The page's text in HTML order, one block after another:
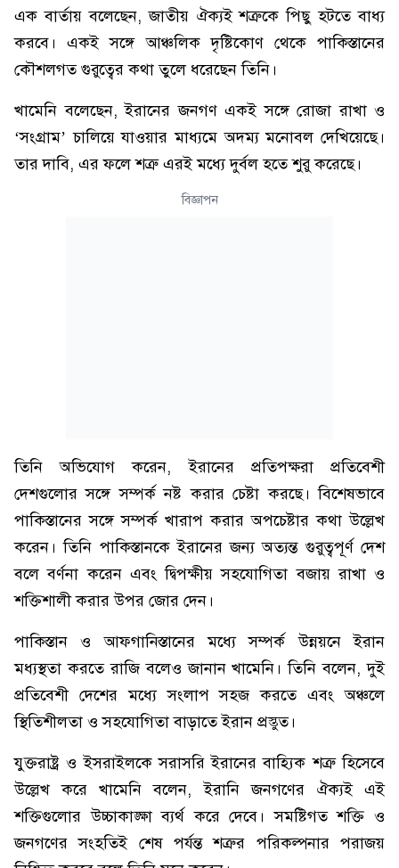
এক বার্তায় বলেছেন, জাতীয় ঐক্যই শত্রুকে পিছু হটতে বাধ্য
করবে। একই সঙ্গে আঞ্চলিক দৃষ্টিকোণ থেকে পাকিস্তানের
কৌশলগত গুরুত্বের কথা তুলে ধরেছেন তিনি।
খামেনি বলেছেন, ইরানের জনগণ একই সঙ্গে রোজা রাখা ও
‘সংগ্রাম’ চালিয়ে যাওয়ার মাধ্যমে অদম্য মনোবল দেখিয়েছে।
তার দাবি, এর ফলে শত্রু এরই মধ্যে দুর্বল হতে শুরু করেছে।
বিজ্ঞাপন
তিনি অভিযোগ করেন, ইরানের প্রতিপক্ষরা প্রতিবেশী
দেশগুলোর সঙ্গে সম্পর্ক নষ্ট করার চেষ্টা করছে। বিশেষভাবে
পাকিস্তানের সঙ্গে সম্পর্ক খারাপ করার অপচেষ্টার কথা উল্লেখ
করেন। তিনি পাকিস্তানকে ইরানের জন্য অত্যন্ত গুরুত্বপূর্ণ দেশ
বলে বর্ণনা করেন এবং দ্বিপক্ষীয় সহযোগিতা বজায় রাখা ও
শক্তিশালী করার উপর জোর দেন।
পাকিস্তান ও আফগানিস্তানের মধ্যে সম্পর্ক উন্নয়নে ইরান
মধ্যস্থতা করতে রাজি বলেও জানান খামেনি। তিনি বলেন, দুই
প্রতিবেশী দেশের মধ্যে সংলাপ সহজ করতে এবং অঞ্চলে
স্থিতিশীলতা ও সহযোগিতা বাড়াতে ইরান প্রস্তুত।
যুক্তরাষ্ট্র ও ইসরাইলকে সরাসরি ইরানের বাহ্যিক শত্রু হিসেবে
উল্লেখ করে খামেনি বলেন, ইরানি জনগণের ঐক্যই এই
শক্তিগুলোর উচ্চাকাঙ্ক্ষা ব্যর্থ করে দেবে। সমষ্টিগত শক্তি ও
জনগণের সংহতিই শেষ পর্যন্ত শত্রুর পরিকল্পনার পরাজয়